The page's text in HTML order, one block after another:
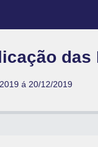
das
á 20/12/2019